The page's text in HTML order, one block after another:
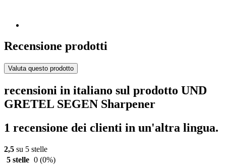
Recensione prodotti
Valuta questo prodotto
recensioni in italiano sul prodotto UND
GRETEL SEGEN Sharpener
1 recensione dei clienti in un'altra lingua.
2,5 su 5 stelle
5 stelle 0 (0%)